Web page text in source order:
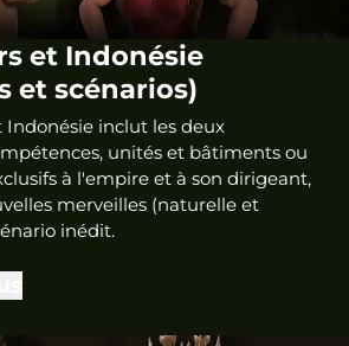
et Indonésie
et scénarios)
Indonésie inclut les deux
unités et bâtiments ou
à l'empire et à son dirigeant,
merveilles (naturelle et
inédit.